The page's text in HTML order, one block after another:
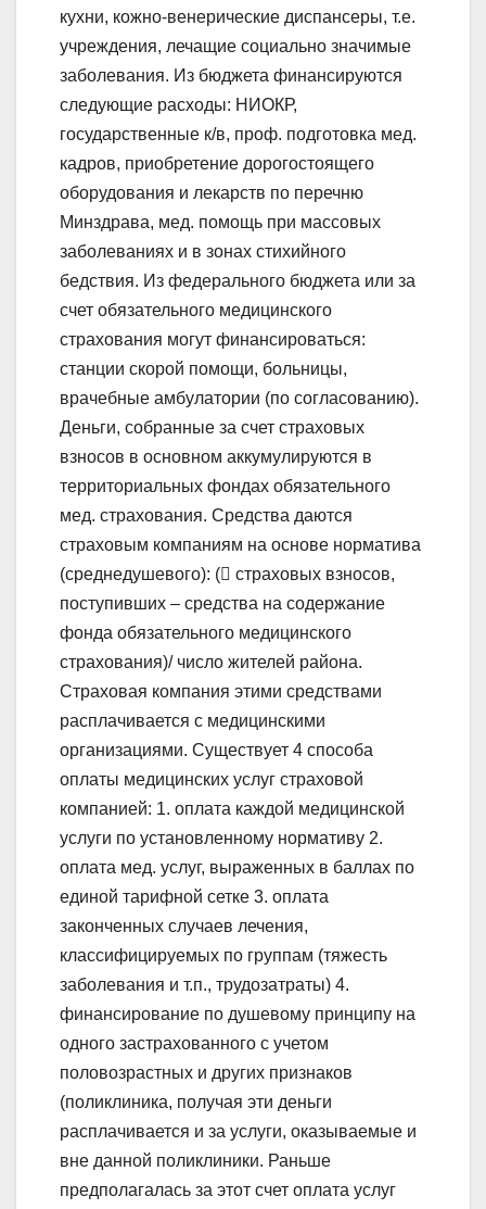
кухни, кожно-венерические диспансеры, т.е.
учреждения, лечащие социально значимые
заболевания. Из бюджета финансируются
следующие расходы: НИОКР,
государственные к/в, проф. подготовка мед.
кадров, приобретение дорогостоящего
оборудования и лекарств по перечню
Минздрава, мед. помощь при массовых
заболеваниях и в зонах стихийного
бедствия. Из федерального бюджета или за
счет обязательного медицинского
страхования могут финансироваться:
станции скорой помощи, больницы,
врачебные амбулатории (по согласованию).
Деньги, собранные за счет страховых
взносов в основном аккумулируются в
территориальных фондах обязательного
мед. страхования. Средства даются
страховым компаниям на основе норматива
(среднедушевого): ( страховых взносов,
поступивших – средства на содержание
фонда обязательного медицинского
страхования)/ число жителей района.
Страховая компания этими средствами
расплачивается с медицинскими
организациями. Существует 4 способа
оплаты медицинских услуг страховой
компанией: 1. оплата каждой медицинской
услуги по установленному нормативу 2.
оплата мед. услуг, выраженных в баллах по
единой тарифной сетке 3. оплата
законченных случаев лечения,
классифицируемых по группам (тяжесть
заболевания и т.п., трудозатраты) 4.
финансирование по душевому принципу на
одного застрахованного с учетом
половозрастных и других признаков
(поликлиника, получая эти деньги
расплачивается и за услуги, оказываемые и
вне данной поликлиники. Раньше
предполагалась за этот счет оплата услуг